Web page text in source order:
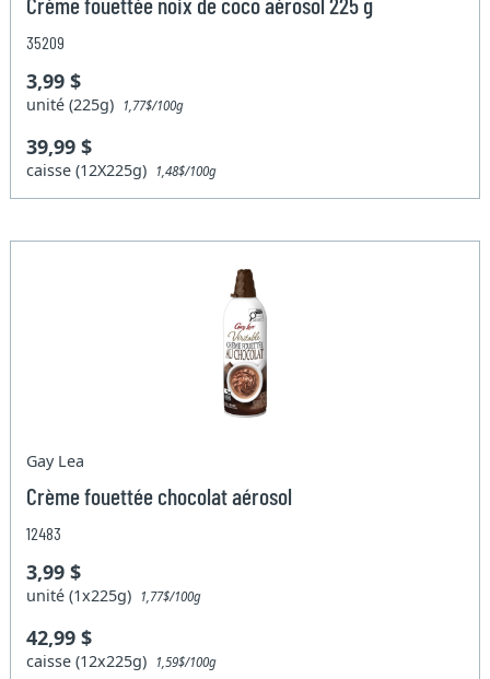
35209
3,99 $
unité (225g) 1,77$/100g
39,99 $
caisse (12X225g) 1,48$/100g
Gay Lea
Crème fouettée chocolat aérosol
12483
3,99 $
unité (1x225g) 1,77$/100g
42,99 $
caisse (12x225g) 1,59$/100g